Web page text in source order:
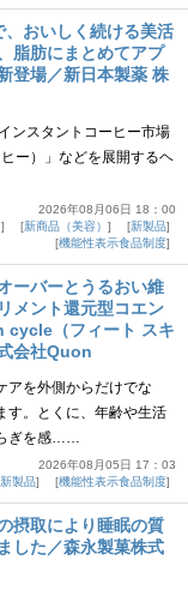
おいしく続ける美活
脂肪にまとめてアプ
登場／新日本製薬 株
ンスタントコーヒー市場
ー）」などを展開するヘ
2026年08月06日 18：00
新商品（美容）
新製品
機能性表示食品制度
ーバーとうるおい維
メント還元型コエン
cycle（フィート スキ
会社Quon
アを外側からだけでな
す。とくに、年齢や生活
ぎを感……
2026年08月05日 17：03
新製品 機能性表示食品制度
摂取により睡眠の質
した／森永製菓株式